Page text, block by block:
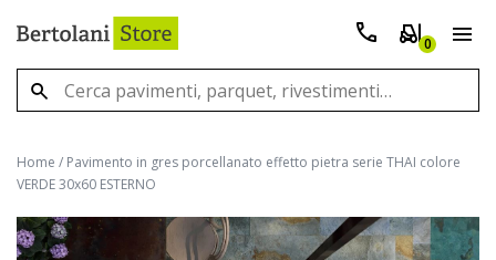
0
Home / Pavimento in gres porcellanato effetto pietra serie THAI colore
VERDE 30x60 ESTERNO